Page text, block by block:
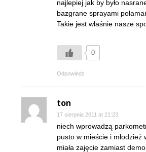
najlepiej jak by było
bazgrane sprayami
Takie jest właśnie nasze
0
Odpowiedz
ton
17 sierpnia 2011 at 21:23
niech wprowadzą
pusto w mieście i młodzież
miała zajęcie zamiast